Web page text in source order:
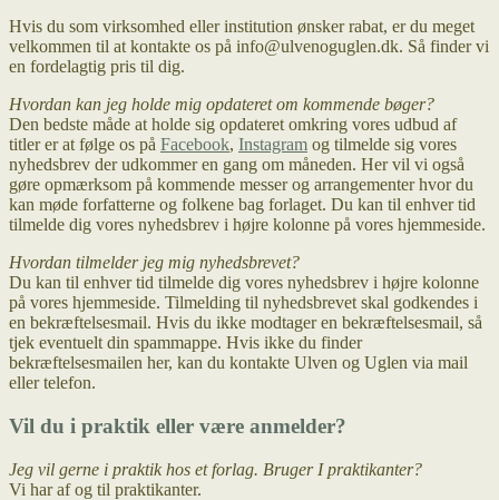
Hvis du som virksomhed eller institution ønsker rabat, er du meget
velkommen til at kontakte os på info@ulvenoguglen.dk. Så finder vi
en fordelagtig pris til dig.
Hvordan kan jeg holde mig opdateret om kommende bøger?
Den bedste måde at holde sig opdateret omkring vores udbud af
titler er at følge os på Facebook, Instagram og tilmelde sig vores
nyhedsbrev der udkommer en gang om måneden. Her vil vi også
gøre opmærksom på kommende messer og arrangementer hvor du
kan møde forfatterne og folkene bag forlaget. Du kan til enhver tid
tilmelde dig vores nyhedsbrev i højre kolonne på vores hjemmeside.
Hvordan tilmelder jeg mig nyhedsbrevet?
Du kan til enhver tid tilmelde dig vores nyhedsbrev i højre kolonne
på vores hjemmeside. Tilmelding til nyhedsbrevet skal godkendes i
en bekræftelsesmail. Hvis du ikke modtager en bekræftelsesmail, så
tjek eventuelt din spammappe. Hvis ikke du finder
bekræftelsesmailen her, kan du kontakte Ulven og Uglen via mail
eller telefon.
Vil du i praktik eller være anmelder?
Jeg vil gerne i praktik hos et forlag. Bruger I praktikanter?
Vi har af og til praktikanter.